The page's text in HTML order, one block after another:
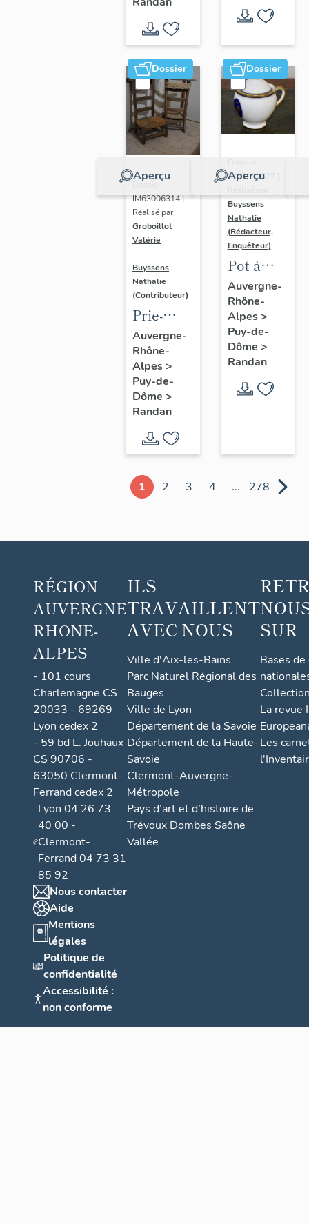
prière de
Marie-
Amélie "
Dossier
Aperçu
Dossier
IM63006314 |
Réalisé par
Groboillot
Valérie
-
Buyssens
Nathalie
(Contributeur)
Prie-
Dieu n° 1
Auvergne-
Rhône-
Alpes>
Puy-de-
Dôme >
Randan
Dossier
Aperçu
IM63009577 |
Buyssens
Nathalie
(Rédacteur,
Enquêteur)
Pot à
crème n°
2
Auvergne-
Rhône-
Alpes>
Puy-de-
Dôme >
Randan
1 2 3 4 ... 278
RÉGION
AUVERGNE
RHONE-
ALPES
- 101 cours
Charlemagne CS
20033 - 69269
Lyon cedex 2
- 59 bd L. Jouhaux
CS 90706 -
63050 Clermont-
Ferrand cedex 2
Lyon 04 26 73
40 00 -
Clermont-
Ferrand 04 73 31
85 92
Nous contacter
Aide
Mentions
légales
Politique de
confidentialité
Accessibilité :
non conforme
ILS
TRAVAILLENT
AVEC NOUS
Ville d'Aix-les-Bains
Parc Naturel Régional des
Bauges
Ville de Lyon
Département de la Savoie
Département de la Haute-
Savoie
Clermont-Auvergne-
Métropole
Pays d’art et d’histoire de
Trévoux Dombes Saône
Vallée
SUR
Bases
La revue
Les